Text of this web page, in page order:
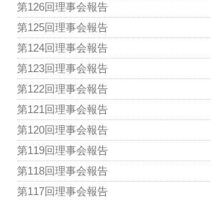
第126回理事会報告
第125回理事会報告
第124回理事会報告
第123回理事会報告
第122回理事会報告
第121回理事会報告
第120回理事会報告
第119回理事会報告
第118回理事会報告
第117回理事会報告